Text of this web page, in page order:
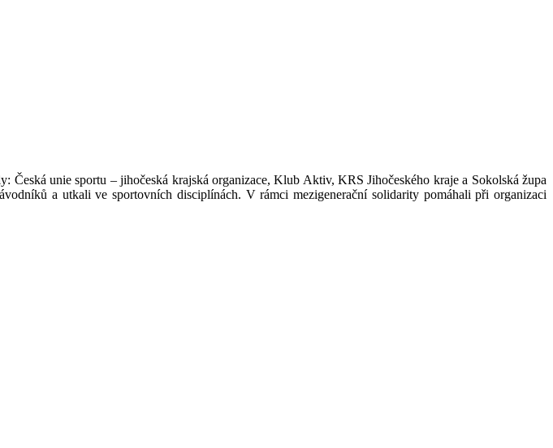
unie sportu – jihočeská krajská organizace, Klub Aktiv, KRS Jihočeského kraje a Sokolská župa
a utkali ve sportovních disciplínách. V rámci mezigenerační solidarity pomáhali při organizaci